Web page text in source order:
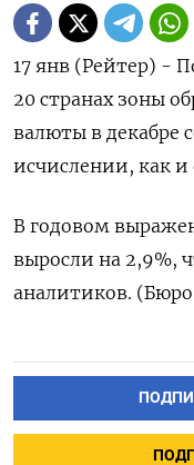
17 янв (Рейтер) -
20 странах зоны
валюты в декабре
исчислении, как и
В годовом
выросли на 2,9%,
аналитиков. (Бюро